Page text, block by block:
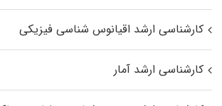
کارشناسی ارشد اقیانوس‌ شناسی فیزیکی
کارشناسی ارشد آمار